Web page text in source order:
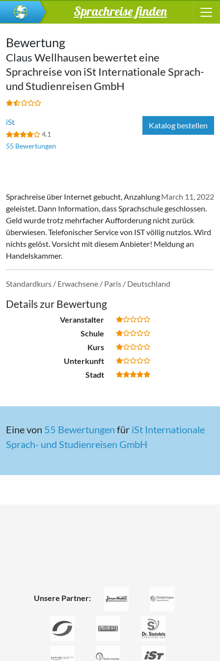
Sprachreise finden
Bewertung
Claus Wellhausen bewertet eine
Sprachreise von iSt In­ter­na­tio­na­le Sprach-
und Stu­di­en­rei­sen GmbH
iSt
4.1
55 Bewertungen
Katalog bestellen
March 11, 2022
Sprachreise über Internet gebucht, Anzahlung
geleistet. Dann Information, dass Sprachschule geschlossen.
Geld wurde trotz mehrfacher Aufforderung nicht zurück
überwiesen. Telefonischer Service von IST völlig nutzlos. Wird
nichts gelöst. Vorsicht mit diesem Anbieter! Meldung an
Handelskammer.
Standardkurs / Erwachsene / Paris / Deutschland
Details zur Bewertung
Veranstalter
Schule
Kurs
Unterkunft
Stadt
Eine von 55 Bewertungen für iSt In­ter­na­tio­na­le
Sprach- und Stu­di­en­rei­sen GmbH
Unsere Partner: